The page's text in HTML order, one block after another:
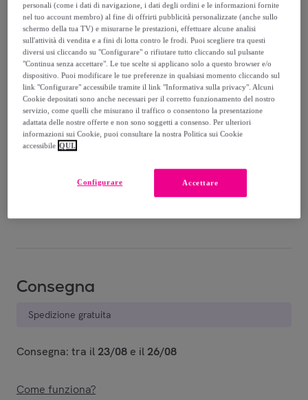
16,99 €
34,99 €
-51%
Art.1024
Consegna
Spedizione gratuita
Consegna: tra il 23/08 e il 26/08
Come funziona?
personali (come i dati di navigazione, i dati degli ordini e le informazioni fornite
nel tuo account membro) al fine di offrirti pubblicità personalizzate (anche sullo
schermo della tua TV) e misurarne le prestazioni, effettuare alcune analisi
sull'attività di vendita e a fini di lotta contro le frodi. Puoi scegliere tra questi
diversi usi cliccando su "Configurare" o rifiutare tutto cliccando sul pulsante
"Continua senza accettare". Le tue scelte si applicano solo a questo browser e/o
dispositivo. Puoi modificare le tue preferenze in qualsiasi momento cliccando sul
link "Configurare" accessibile tramite il link "Informativa sulla privacy". Alcuni
Cookie depositati sono anche necessari per il corretto funzionamento del nostro
servizio, come quelli che misurano il traffico o consentono la presentazione
adattata delle nostre offerte e non sono soggetti a consenso. Per ulteriori
informazioni sui Cookie, puoi consultare la nostra Politica sui Cookie
accessibile QUI.
Accettare
Configurare